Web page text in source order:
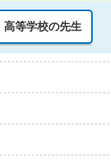
高等学校の先生